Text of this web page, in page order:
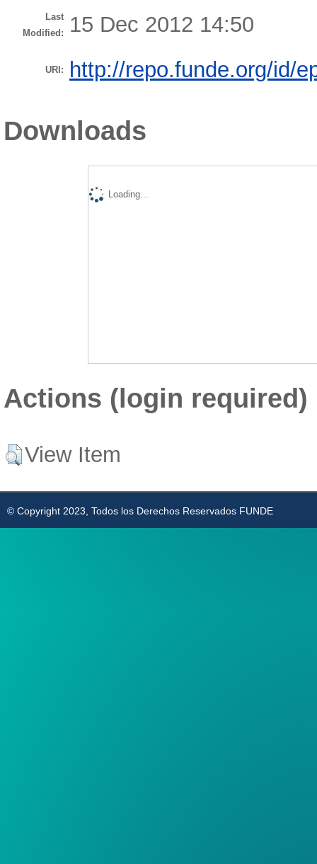
Last
Modified:
15 Dec 2012 14:50
URI: http://repo.funde.org/id/
Downloads
Loading...
Actions (login required)
View Item
© Copyright 2023, Todos los Derechos Reservados FUNDE